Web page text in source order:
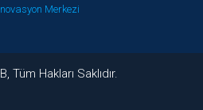
Merkezi
Tüm Hakları Saklıdır.